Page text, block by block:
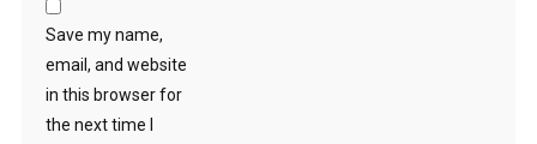
Save my name,
email, and website
in this browser for
the next time I